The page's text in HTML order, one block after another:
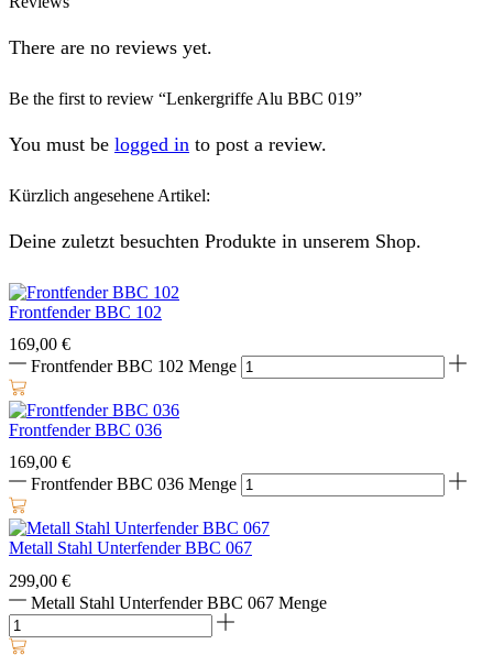
There are no reviews yet.
Be the first to review “Lenkergriffe Alu BBC 019”
You must be logged in to post a review.
Kürzlich angesehene Artikel:
Deine zuletzt besuchten Produkte in unserem Shop.
Frontfender BBC 102
169,00 €
Frontfender BBC 102 Menge
Frontfender BBC 036
169,00 €
Frontfender BBC 036 Menge
Metall Stahl Unterfender BBC 067
299,00 €
Metall Stahl Unterfender BBC 067 Menge